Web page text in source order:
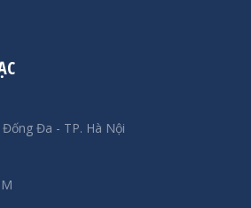
Đa - TP. Hà Nội